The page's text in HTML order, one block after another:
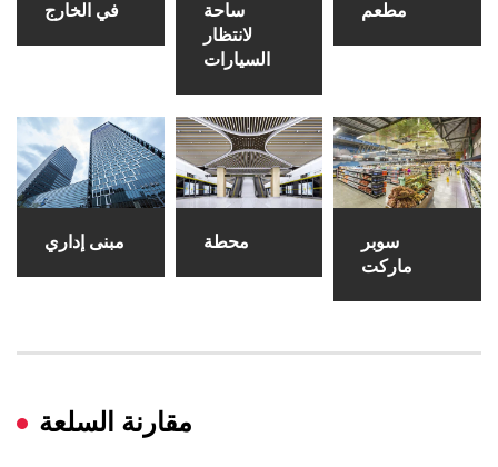
في الخارج
ساحة
لانتظار
السيارات
مطعم
مبنى إداري محطة
سوبر
ماركت
مقارنة السلعة